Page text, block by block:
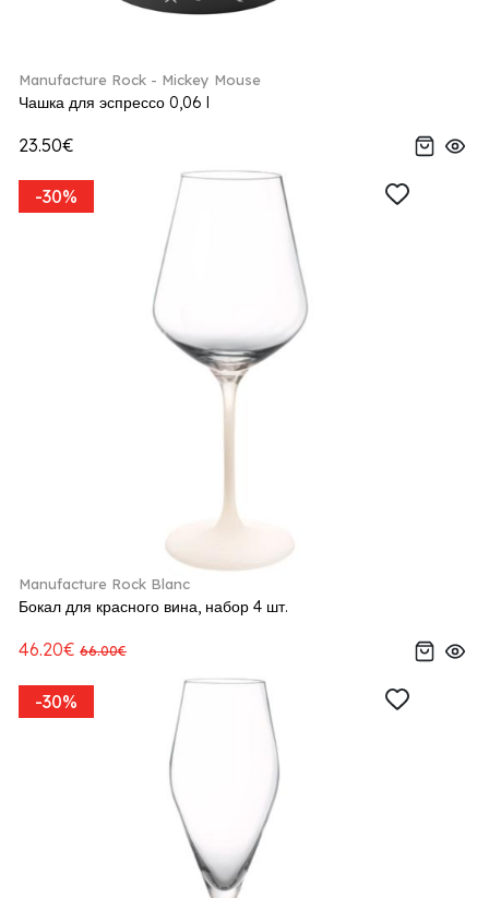
Manufacture Rock - Mickey Mouse
Чашка для эспрессо 0,06 l
23.50€
-30%
Manufacture Rock Blanc
Бокал для красного вина, набор 4 шт.
46.20€ 66.00€
-30%